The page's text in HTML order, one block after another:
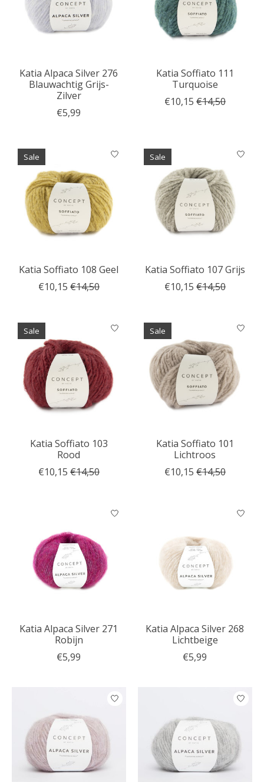
Katia Alpaca Silver 276
Blauwachtig Grijs-
Zilver
€5,99
Katia Soffiato 111
Turquoise
€10,15 €14,50
Sale
Katia Soffiato 108 Geel
€10,15 €14,50
Sale
Katia Soffiato 107 Grijs
€10,15 €14,50
Sale
Katia Soffiato 103
Rood
€10,15 €14,50
Sale
Katia Soffiato 101
Lichtroos
€10,15 €14,50
Katia Alpaca Silver 271
Robijn
€5,99
Katia Alpaca Silver 268
Lichtbeige
€5,99